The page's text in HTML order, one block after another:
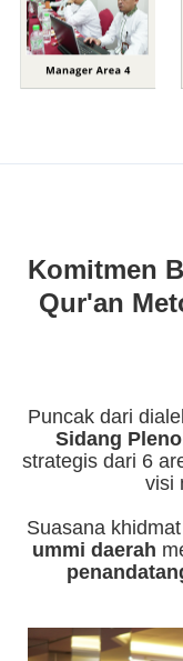
Komitmen
Qur'an
Puncak dari
Sidang Pleno
strategis dari 6
visi
Suasana
ummi daerah